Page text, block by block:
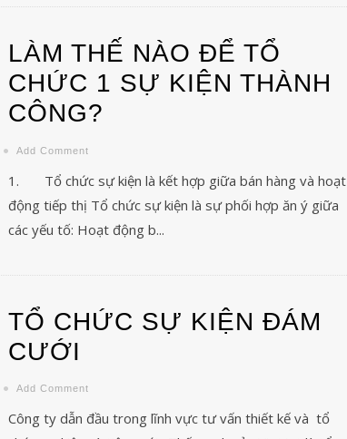
trương, khánh thành, động thổ, tổ chức các ch...
LÀM THẾ NÀO ĐỂ TỔ
CHỨC 1 SỰ KIỆN THÀNH
CÔNG?
Add Comment
1. Tổ chức sự kiện là kết hợp giữa bán hàng và hoạt
động tiếp thị Tổ chức sự kiện là sự phối hợp ăn ý giữa
các yếu tố: Hoạt động b...
TỔ CHỨC SỰ KIỆN ĐÁM
CƯỚI
Add Comment
Công ty dẫn đầu trong lĩnh vực tư vấn thiết kế và tổ